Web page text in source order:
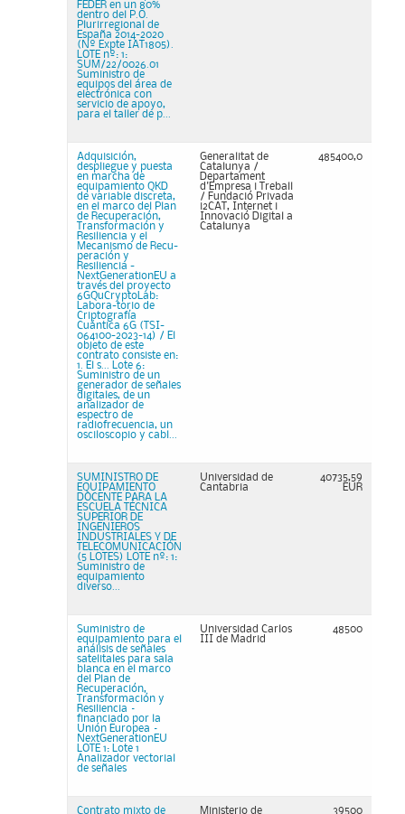
FEDER en un 80%
dentro del P.O.
Plurirregional de
España 2014-2020
(Nº Expte IAT1805).
LOTE nº: 1:
SUM/22/0026.01
Suministro de
equipos del área de
electrónica con
servicio de apoyo,
para el taller de p...
Adquisición,
despliegue y puesta
en marcha de
equipamiento QKD
de variable discreta,
en el marco del Plan
de Recuperación,
Transformación y
Resiliencia y el
Mecanismo de Recu-
peración y
Resiliencia -
NextGenerationEU a
través del proyecto
6GQuCryptoLab:
Labora-torio de
Criptografía
Cuántica 6G (TSI-
064100-2023-14) / El
objeto de este
contrato consiste en:
1. El s... Lote 6:
Suministro de un
generador de señales
digitales, de un
analizador de
espectro de
radiofrecuencia, un
osciloscopio y cabl...
Generalitat de
Catalunya /
Departament
d'Empresa i Treball
/ Fundació Privada
i2CAT, Internet i
Innovació Digital a
Catalunya
485400,0
SUMINISTRO DE
EQUIPAMIENTO
DOCENTE PARA LA
ESCUELA TÉCNICA
SUPERIOR DE
INGENIEROS
INDUSTRIALES Y DE
TELECOMUNICACIÓN
(5 LOTES) LOTE nº: 1:
Suministro de
equipamiento
diverso...
Universidad de
Cantabria
40735,59
EUR
Suministro de
equipamiento para el
análisis de señales
satelitales para sala
blanca en el marco
del Plan de
Recuperación,
Transformación y
Resiliencia –
financiado por la
Unión Europea –
NextGenerationEU
LOTE 1: Lote 1
Analizador vectorial
de señales
Universidad Carlos
III de Madrid
48500
Contrato mixto de Ministerio de 39500